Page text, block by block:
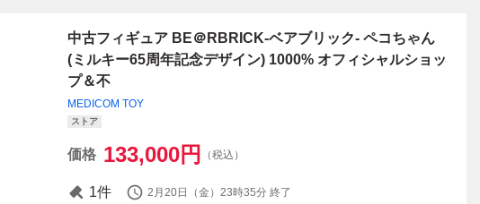
中古フィギュア BE＠RBRICK-ベアブリック- ペコちゃん
(ミルキー65周年記念デザイン) 1000% オフィシャルショッ
プ＆不
MEDICOM TOY
ストア
価格 133,000円 （税込）
1件 2月20日（金）23時35分 終了